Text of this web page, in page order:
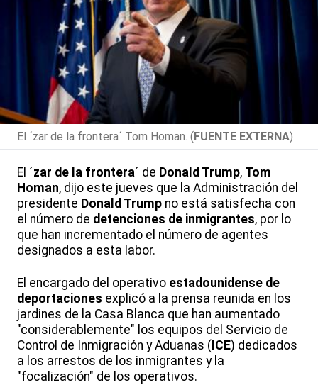
El ´zar de la frontera´ Tom Homan. (FUENTE EXTERNA)
El ´zar de la frontera´ de Donald Trump, Tom
Homan, dijo este jueves que la Administración del
presidente Donald Trump no está satisfecha con
el número de detenciones de inmigrantes, por lo
que han incrementado el número de agentes
designados a esta labor.
El encargado del operativo estadounidense de
deportaciones explicó a la prensa reunida en los
jardines de la Casa Blanca que han aumentado
"considerablemente" los equipos del Servicio de
Control de Inmigración y Aduanas ( ICE) dedicados
a los arrestos de los inmigrantes y la
"focalización" de los operativos.